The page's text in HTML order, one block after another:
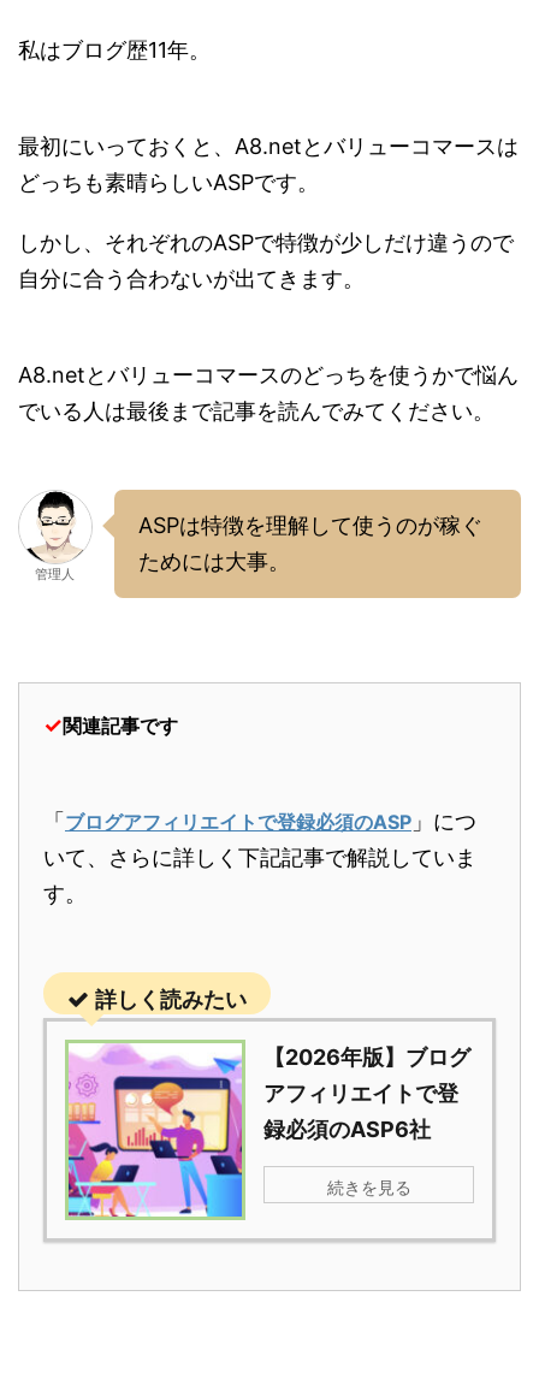
私はブログ歴11年。
最初にいっておくと、A8.netとバリューコマースは
どっちも素晴らしいASPです。
しかし、それぞれのASPで特徴が少しだけ違うので
自分に合う合わないが出てきます。
A8.netとバリューコマースのどっちを使うかで悩ん
でいる人は最後まで記事を読んでみてください。
管理人
ASPは特徴を理解して使うのが稼ぐ
ためには大事。
✓関連記事です
「 ブログアフィリエイトで登録必須のASP 」につ
いて、さらに詳しく下記記事で解説していま
す。
詳しく読みたい
【2026年版】ブログ
アフィリエイトで登
録必須のASP6社
続きを見る